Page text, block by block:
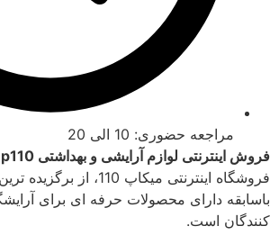
مراجعه حضوری: 10 الی 20
فروش اینترنتی لوازم آرایشی و بهداشتی makeup110
فروشگاه اینترنتی میکاپ
باسابقه دارای محصولات حرفه ای برای
کنندگان است.